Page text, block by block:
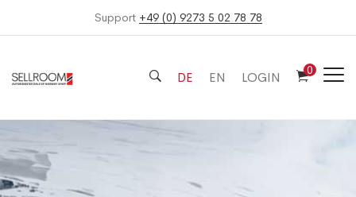
Support +49 (0) 9273 5 02 78 78
DE EN LOGIN 0